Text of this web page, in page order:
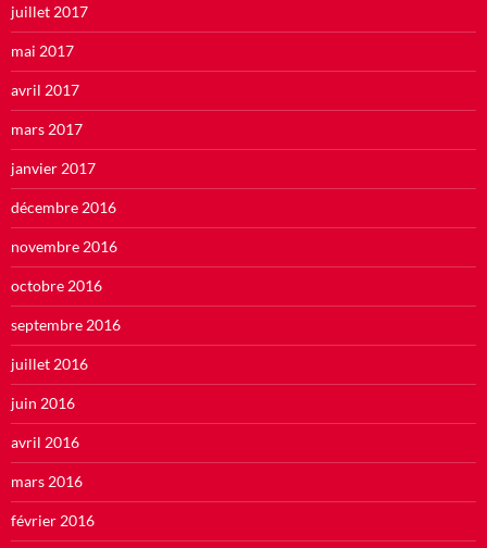
juillet 2017
mai 2017
avril 2017
mars 2017
janvier 2017
décembre 2016
novembre 2016
octobre 2016
septembre 2016
juillet 2016
juin 2016
avril 2016
mars 2016
février 2016